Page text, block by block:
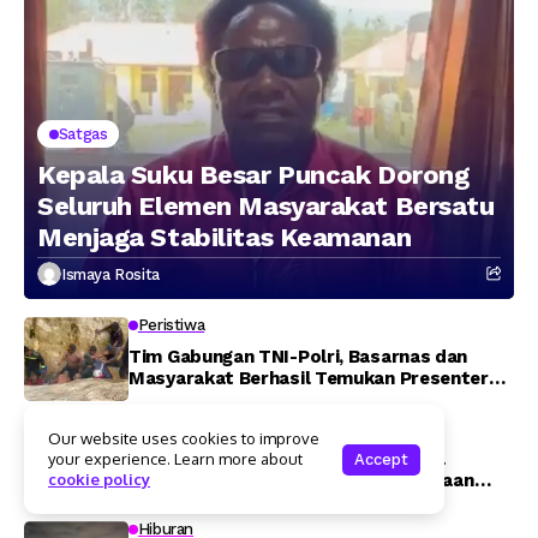
Satgas
Kepala Suku Besar Puncak Dorong
Seluruh Elemen Masyarakat Bersatu
Menjaga Stabilitas Keamanan
Ismaya Rosita
Peristiwa
Tim Gabungan TNI-Polri, Basarnas dan
Masyarakat Berhasil Temukan Presenter
Satreskrim Polres Kaimana Berhasil
Amankan Terduga Pelaku Penganiayaan
Hiburan
Our website uses cookies to improve
your experience. Learn more about
cookie policy
Accept